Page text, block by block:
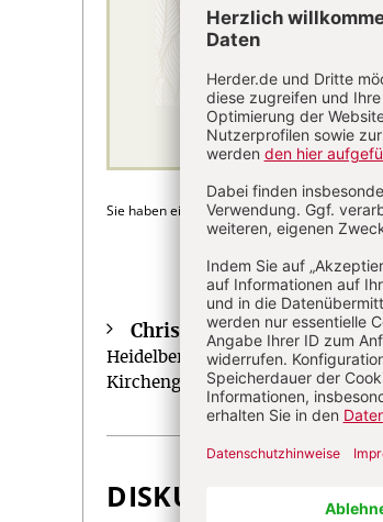
Sie haben ein Abonnement?Anmelden
Christian Heidrich Dr.
Heidelberg. Veröffentlichungen
Kirchengeschichte.
DISKUSSION